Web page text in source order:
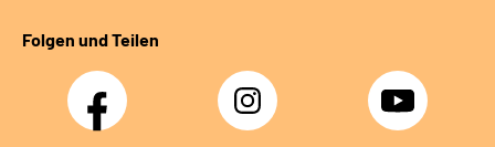
Folgen und Teilen
Facebook Instagram YouTube